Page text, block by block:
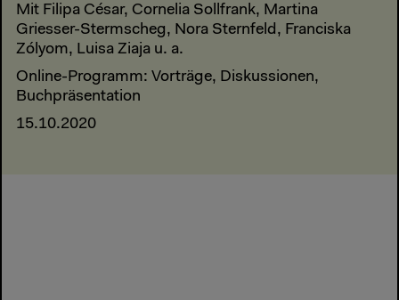
Mit Filipa César, Cornelia Sollfrank, Martina
Griesser-Stermscheg, Nora Sternfeld, Franciska
Zólyom, Luisa Ziaja u. a.
Online-Programm: Vorträge, Diskussionen,
Buchpräsentation
15.10.2020